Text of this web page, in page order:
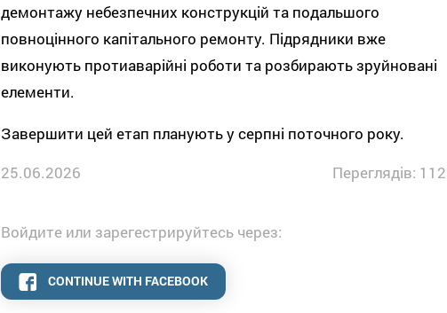
демонтажу небезпечних конструкцій та подальшого
повноцінного капітального ремонту. Підрядники вже
виконують протиаварійні роботи та розбирають зруйновані
елементи.
Завершити цей етап планують у серпні поточного року.
25.06.2026
Переглядів:
Войдите или зарегестрируйтесь через:
CONTINUE WITH FACEBOOK